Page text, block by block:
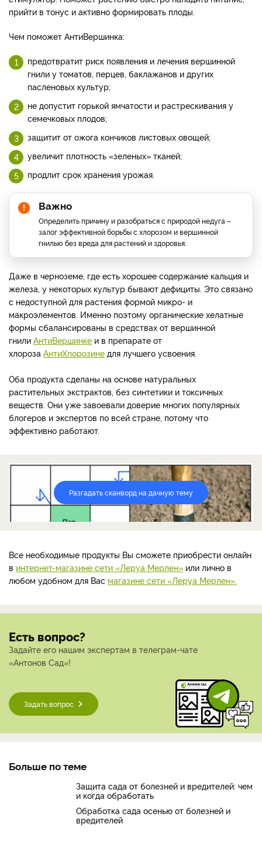
прийти в тонус и активно формировать плоды.
Чем поможет АнтиВершинка:
предотвратит риск появления и лечения вершинной
гнили у томатов, перцев, баклажанов и других
пасленовых культур;
не допустит горькой ямчатости и растрескивания у
семечковых плодов;
защитит от ожога кончиков листовых овощей;
увеличит плотность «зеленых» тканей;
продлит срок хранения урожая.
Важно
Определить причину и разобраться с природой недуга –
залог эффективной борьбы с хлорозом и вершинной
гнилью без вреда для растений и здоровья.
Даже в черноземе, где есть хорошее содержание кальция и
железа, у некоторых культур бывают дефициты. Это связано
с недоступной для растения формой микро- и
макроэлементов. Именно поэтому органические хелатные
формы сбалансированы в средствах от вершинной
гнили АнтиВершинке и в препарате от
хлороза АнтиХлорозине для лучшего усвоения.
Оба продукта сделаны на основе натуральных
растительных экстрактов, без синтетики и токсичных
веществ. Они уже завоевали доверие многих популярных
блогеров и экспертов по всей стране, потому что
эффективно работают.
Разгадать сканворд на дачную тему
Все необходимые продукты Вы сможете приобрести онлайн
в интернет-магазине сети «Леруа Мерлен» или лично в
любом удобном для Вас магазине сети «Леруа Мерлен».
Есть вопрос?
Задайте его нашим экспертам в телеграм-чате
«Антонов Сад»!
Задать вопрос
Больше по теме
Защита сада от болезней и вредителей: чем
и когда обработать
Обработка сада осенью от болезней и
вредителей